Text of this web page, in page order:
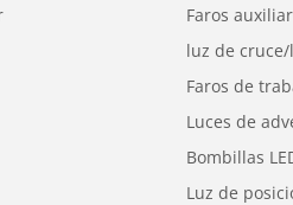
Cómo
La resolución, el gran
Faros
luz de
Faros de
Luces de
Bombillas
Luz de